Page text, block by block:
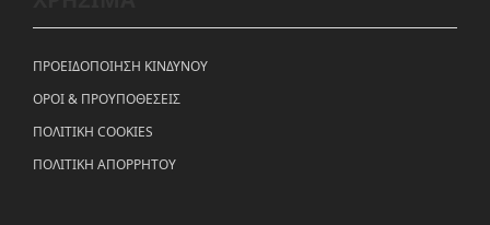
ΠΡΟΕΙΔΟΠΟΙΗΣΗ ΚΙΝΔΥΝΟΥ
ΟΡΟΙ & ΠΡΟΥΠΟΘΕΣΕΙΣ
ΠΟΛΙΤΙΚΗ COOKIES
ΠΟΛΙΤΙΚΗ ΑΠΟΡΡΗΤΟΥ